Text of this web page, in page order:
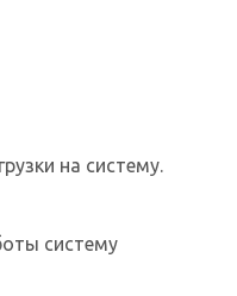
на систему.
систему